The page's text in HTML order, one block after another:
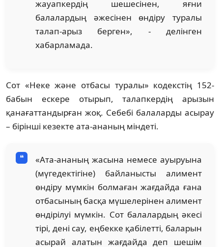
жауапкердің шешесінен, яғни
балалардың әжесінен өндіру туралы
талап-арыз берген», - делінген
хабарламада.
Сот «Неке және отбасы туралы» кодекстің 152-
бабын ескере отырып, талапкердің арызын
қанағаттандырған жоқ. Себебі балаларды асырау
– бірінші кезекте ата-ананың міндеті.
«Ата-ананың жасына немесе ауыруына
(мүгедектігіне) байланысты алимент
өндіру мүмкін болмаған жағдайда ғана
отбасының басқа мүшелерінен алимент
өндірілуі мүмкін. Сот балалардың әкесі
тірі, дені сау, еңбекке қабілетті, баларын
асырай алатын жағдайда деп шешім